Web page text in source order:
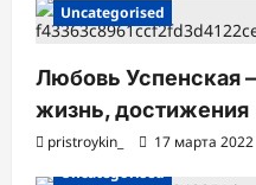
Uncategorised
Любовь Успенская
жизнь, достижения
pristroykin_ 17 марта 2022
Uncategorised